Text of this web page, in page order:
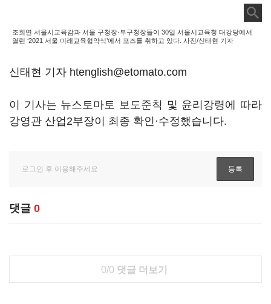
조희연 서울시교육감과 서울 구청장·부구청장들이 30일 서울시교육청 대강당에서
열린 ‘2021 서울 미래교육협약식’에서 포즈를 취하고 있다. 사진/신태현 기자
신태현 기자 htenglish@etomato.com
이 기사는 뉴스토마토 보도준칙 및 윤리강령에 따라
강영관 산업2부장이 최종 확인·수정했습니다.
댓글 0
0/0 댓글 더보기